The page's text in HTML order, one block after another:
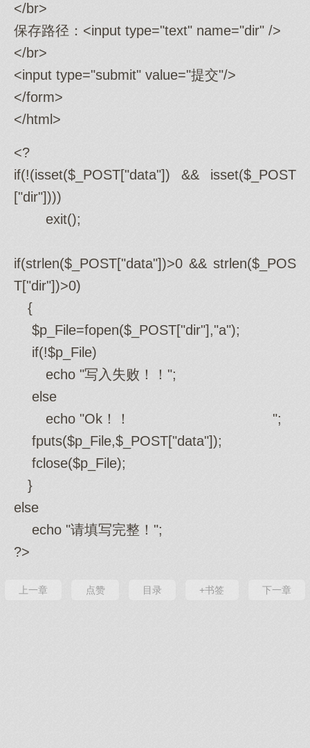
</br>
保存路径：<input type="text" name="dir" />
</br>
<input type="submit" value="提交"/>
</form>
</html>
<?
if(!(isset($_POST["data"]) && isset($_POST
["dir"])))
exit();
if(strlen($_POST["data"])>0 && strlen($_POS
T["dir"])>0)
{
$p_File=fopen($_POST["dir"],"a");
if(!$p_File)
echo "写入失败！！";
else
echo "Ok！！ ";
fputs($p_File,$_POST["data"]);
fclose($p_File);
}
else
echo "请填写完整！";
?>
上一章 点赞 目录 +书签 下一章